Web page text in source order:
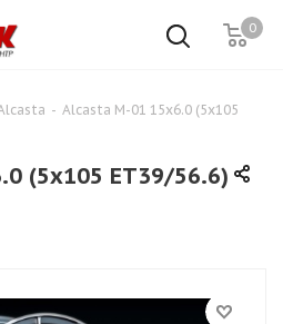
0
- Alcasta M-01 15x6.0 (5x105
(5x105 ЕТ39/56.6)